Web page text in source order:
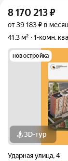
8 170 213₽
от 39 183 ₽ в месяц
41,3 м²
1-комн.
новостройка
3D-тур
Ударная улица,4